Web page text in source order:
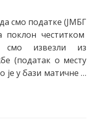
смо податке (ЈМБГ
поклон честитком
смо извезли из
(податак о месту
је у бази матичне …